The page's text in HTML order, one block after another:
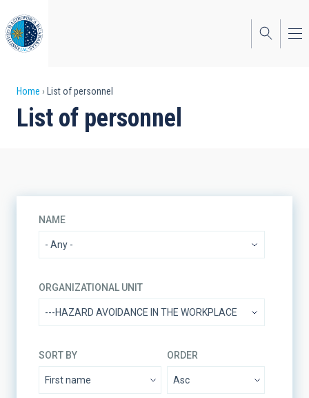
to
main
content
Breadcrumb
Home List of personnel
List of personnel
NAME
ORGANIZATIONAL UNIT
SORT BY ORDER